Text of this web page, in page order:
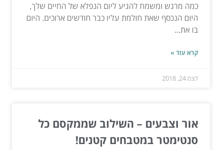
כמה מרגש ומשמח להגיע ליום הנפלא של החיים שלך,
היום הנכסף שאת חולמת עליו כבר חודשים ארוכים. היום
בו את...
קרא עוד »
דצמ 24, 2018
אור וצבעים – השילוב שממקסם כל
סנטימטר במטבחים קטנים!